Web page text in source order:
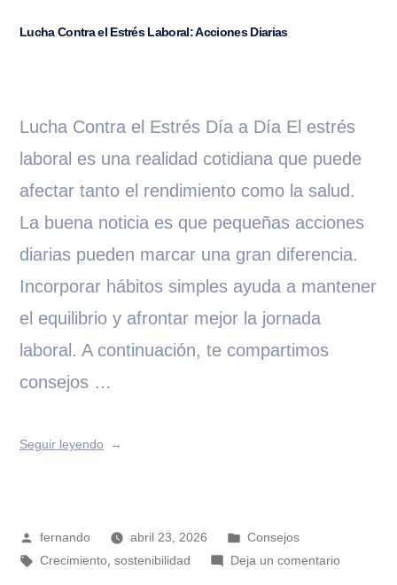
Lucha Contra el Estrés Laboral: Acciones Diarias
Lucha Contra el Estrés Día a Día El estrés
laboral es una realidad cotidiana que puede
afectar tanto el rendimiento como la salud.
La buena noticia es que pequeñas acciones
diarias pueden marcar una gran diferencia.
Incorporar hábitos simples ayuda a mantener
el equilibrio y afrontar mejor la jornada
laboral. A continuación, te compartimos
consejos …
Seguir leyendo
fernando abril 23, 2026
Consejos
Crecimiento,sostenibilidad Deja un comentario